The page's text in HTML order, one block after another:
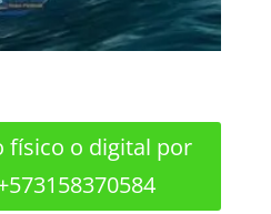
es?
físico o digital por